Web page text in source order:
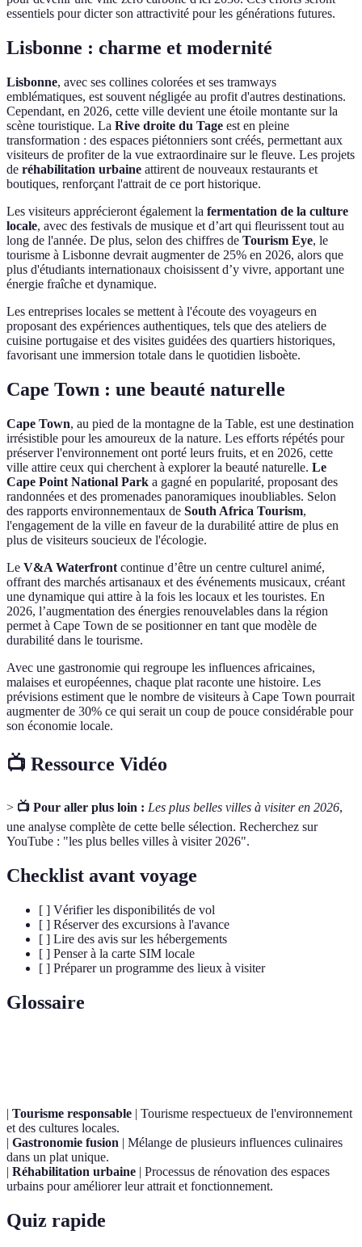
essentiels pour dicter son attractivité pour les générations futures.
Lisbonne : charme et modernité
Lisbonne, avec ses collines colorées et ses tramways
emblématiques, est souvent négligée au profit d'autres destinations.
Cependant, en 2026, cette ville devient une étoile montante sur la
scène touristique. La Rive droite du Tage est en pleine
transformation : des espaces piétonniers sont créés, permettant aux
visiteurs de profiter de la vue extraordinaire sur le fleuve. Les projets
de réhabilitation urbaine attirent de nouveaux restaurants et
boutiques, renforçant l'attrait de ce port historique.
Les visiteurs apprécieront également la fermentation de la culture
locale, avec des festivals de musique et d’art qui fleurissent tout au
long de l'année. De plus, selon des chiffres de Tourism Eye, le
tourisme à Lisbonne devrait augmenter de 25% en 2026, alors que
plus d'étudiants internationaux choisissent d’y vivre, apportant une
énergie fraîche et dynamique.
Les entreprises locales se mettent à l'écoute des voyageurs en
proposant des expériences authentiques, tels que des ateliers de
cuisine portugaise et des visites guidées des quartiers historiques,
favorisant une immersion totale dans le quotidien lisboète.
Cape Town : une beauté naturelle
Cape Town, au pied de la montagne de la Table, est une destination
irrésistible pour les amoureux de la nature. Les efforts répétés pour
préserver l'environnement ont porté leurs fruits, et en 2026, cette
ville attire ceux qui cherchent à explorer la beauté naturelle. Le
Cape Point National Park a gagné en popularité, proposant des
randonnées et des promenades panoramiques inoubliables. Selon
des rapports environnementaux de South Africa Tourism,
l'engagement de la ville en faveur de la durabilité attire de plus en
plus de visiteurs soucieux de l'écologie.
Le V&A Waterfront continue d’être un centre culturel animé,
offrant des marchés artisanaux et des événements musicaux, créant
une dynamique qui attire à la fois les locaux et les touristes. En
2026, l’augmentation des énergies renouvelables dans la région
permet à Cape Town de se positionner en tant que modèle de
durabilité dans le tourisme.
Avec une gastronomie qui regroupe les influences africaines,
malaises et européennes, chaque plat raconte une histoire. Les
prévisions estiment que le nombre de visiteurs à Cape Town pourrait
augmenter de 30% ce qui serait un coup de pouce considérable pour
son économie locale.
📺 Ressource Vidéo
> 📺 Pour aller plus loin : Les plus belles villes à visiter en 2026,
une analyse complète de cette belle sélection. Recherchez sur
YouTube : "les plus belles villes à visiter 2026".
Checklist avant voyage
[ ] Vérifier les disponibilités de vol
[ ] Réserver des excursions à l'avance
[ ] Lire des avis sur les hébergements
[ ] Penser à la carte SIM locale
[ ] Préparer un programme des lieux à visiter
Glossaire
| Tourisme responsable | Tourisme respectueux de l'environnement
et des cultures locales.
| Gastronomie fusion | Mélange de plusieurs influences culinaires
dans un plat unique.
| Réhabilitation urbaine | Processus de rénovation des espaces
urbains pour améliorer leur attrait et fonctionnement.
Quiz rapide